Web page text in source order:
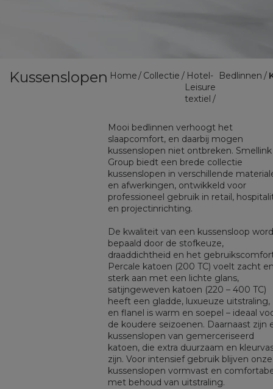
Home Collectie
Hotel-
Leisure
textiel
Bedlinnen
Kussenslopen
Mooi bedlinnen verhoogt het
slaapcomfort, en daarbij mogen
kussenslopen niet ontbreken. Smellink
Group biedt een brede collectie
kussenslopen in verschillende
en afwerkingen, ontwikkeld voor
professioneel gebruik in retail,
en projectinrichting.
De kwaliteit van een kussensloop
bepaald door de stofkeuze,
draaddichtheid en het
Percale katoen (200 TC) voelt zacht
sterk aan met een lichte glans,
satijngeweven katoen (220 – 400 TC)
heeft een gladde, luxueuze uitstraling,
en flanel is warm en soepel – ideaal
de koudere seizoenen. Daarnaast zijn
kussenslopen van gemerceriseerd
katoen, die extra duurzaam en
zijn. Voor intensief gebruik blijven onze
kussenslopen vormvast en
met behoud van uitstraling.